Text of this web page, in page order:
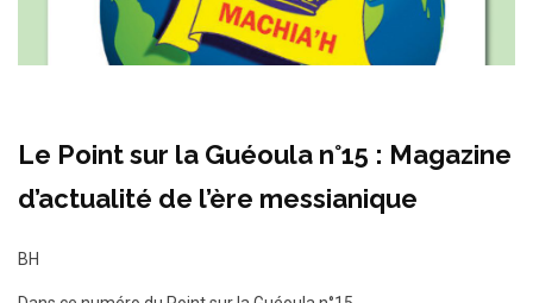
Le Point sur la Guéoula n°15 : Magazine
d’actualité de l’ère messianique
BH